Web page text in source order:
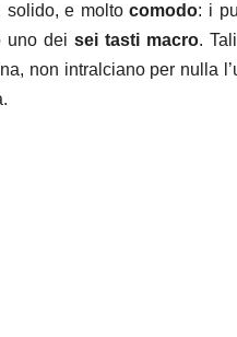
solido, e moltocomodo: i
uno deisei tasti macro.
non intralciano per nulla